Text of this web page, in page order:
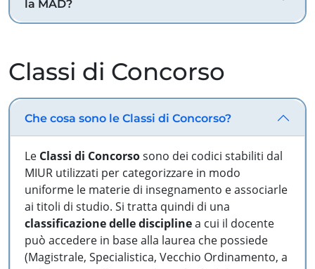
la MAD?
Classi di Concorso
Che cosa sono le Classi di Concorso?
Le Classi di Concorsosono dei codici stabiliti dal
MIUR utilizzati per categorizzare in modo
uniforme le materie di insegnamento e associarle
ai titoli di studio. Si tratta quindi di una
classificazione delle disciplinea cui il docente
può accedere in base alla laurea che possiede
(Magistrale, Specialistica, Vecchio Ordinamento, a